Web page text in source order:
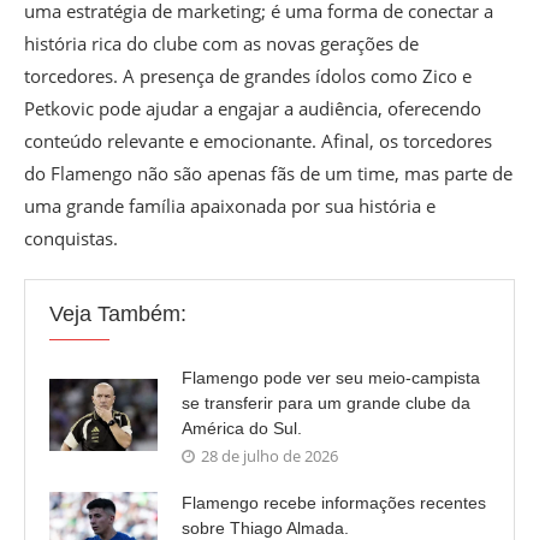
uma estratégia de marketing; é uma forma de conectar a
história rica do clube com as novas gerações de
torcedores. A presença de grandes ídolos como Zico e
Petkovic pode ajudar a engajar a audiência, oferecendo
conteúdo relevante e emocionante. Afinal, os torcedores
do Flamengo não são apenas fãs de um time, mas parte de
uma grande família apaixonada por sua história e
conquistas.
Veja Também:
Flamengo pode ver seu meio-campista
se transferir para um grande clube da
América do Sul.
28 de julho de 2026
Flamengo recebe informações recentes
sobre Thiago Almada.